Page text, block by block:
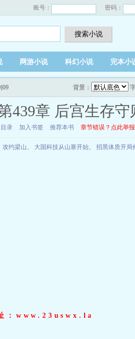
账号： 密码：
搜索小说
网游小说 科幻小说 完本小
背景：
09
439章 后宫生存守
录 加入书签 推荐本书 章节错误？点此举报
攻约梁山、 大国科技从山寨开始、 招黑体质开局
：www.23uswx.la